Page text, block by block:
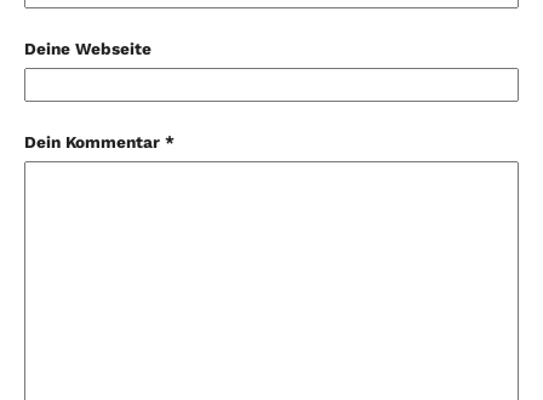
Deine Webseite
Dein Kommentar *